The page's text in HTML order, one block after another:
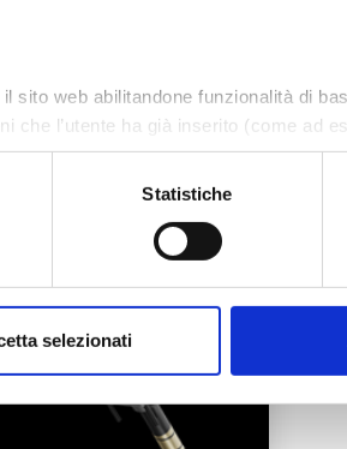
sito web abilitandone funzionalità di
che l’utente ha già inserito (come ad
modalità di utilizzo del sito web come
I dati sono utilizzati al fine di
Statistiche
selezionati